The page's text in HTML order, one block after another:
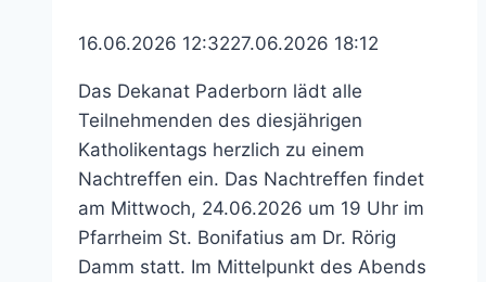
16.06.2026 12:3227.06.2026 18:12
Das Dekanat Paderborn lädt alle
Teilnehmenden des diesjährigen
Katholikentags herzlich zu einem
Nachtreffen ein. Das Nachtreffen findet
am Mittwoch, 24.06.2026 um 19 Uhr im
Pfarrheim St. Bonifatius am Dr. Rörig
Damm statt. Im Mittelpunkt des Abends